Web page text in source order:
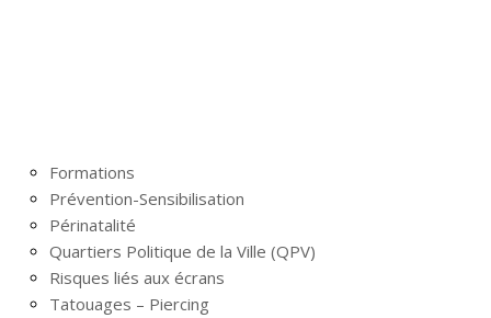
Formations
Prévention-Sensibilisation
Périnatalité
Quartiers Politique de la Ville (QPV)
Risques liés aux écrans
Tatouages – Piercing